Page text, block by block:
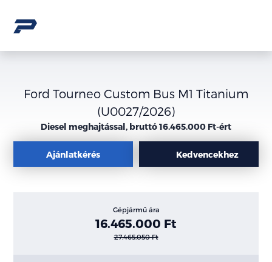
Ford Tourneo Custom Bus M1 Titanium
(U0027/2026)
Diesel meghajtással, bruttó 16.465.000 Ft-ért
Ajánlatkérés Kedvencekhez
Gépjármű ára
16.465.000 Ft
27.465.050 Ft